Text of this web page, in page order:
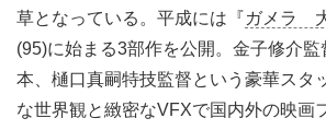
草となっている。平成には『ガメラ
(95)に始まる3部作を公開。金子修介監
本、樋口真嗣特技監督という豪華スタ
な世界観と緻密なVFXで国内外の映画